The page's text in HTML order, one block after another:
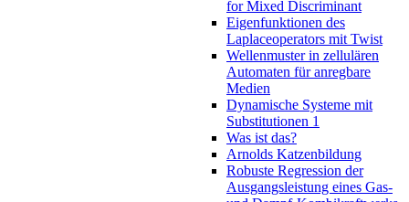
for Mixed Discriminant
Eigenfunktionen des
Laplaceoperators mit Twist
Wellenmuster in zellulären
Automaten für anregbare
Medien
Dynamische Systeme mit
Substitutionen 1
Was ist das?
Arnolds Katzenbildung
Robuste Regression der
Ausgangsleistung eines Gas-